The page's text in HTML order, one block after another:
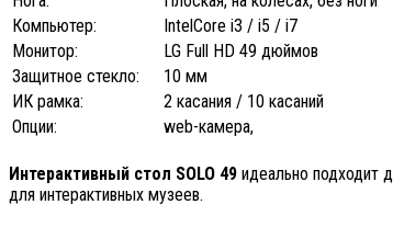
Компьютер:
IntelCore i3 / i5 / i7
Монитор:
LG Full HD 49 дюймов
Защитное стекло:
10 мм
ИК рамка:
2 касания / 10 касаний
Опции:
web-камера,
Интерактивный стол SOLO 49 идеально подходит
для интерактивных музеев.